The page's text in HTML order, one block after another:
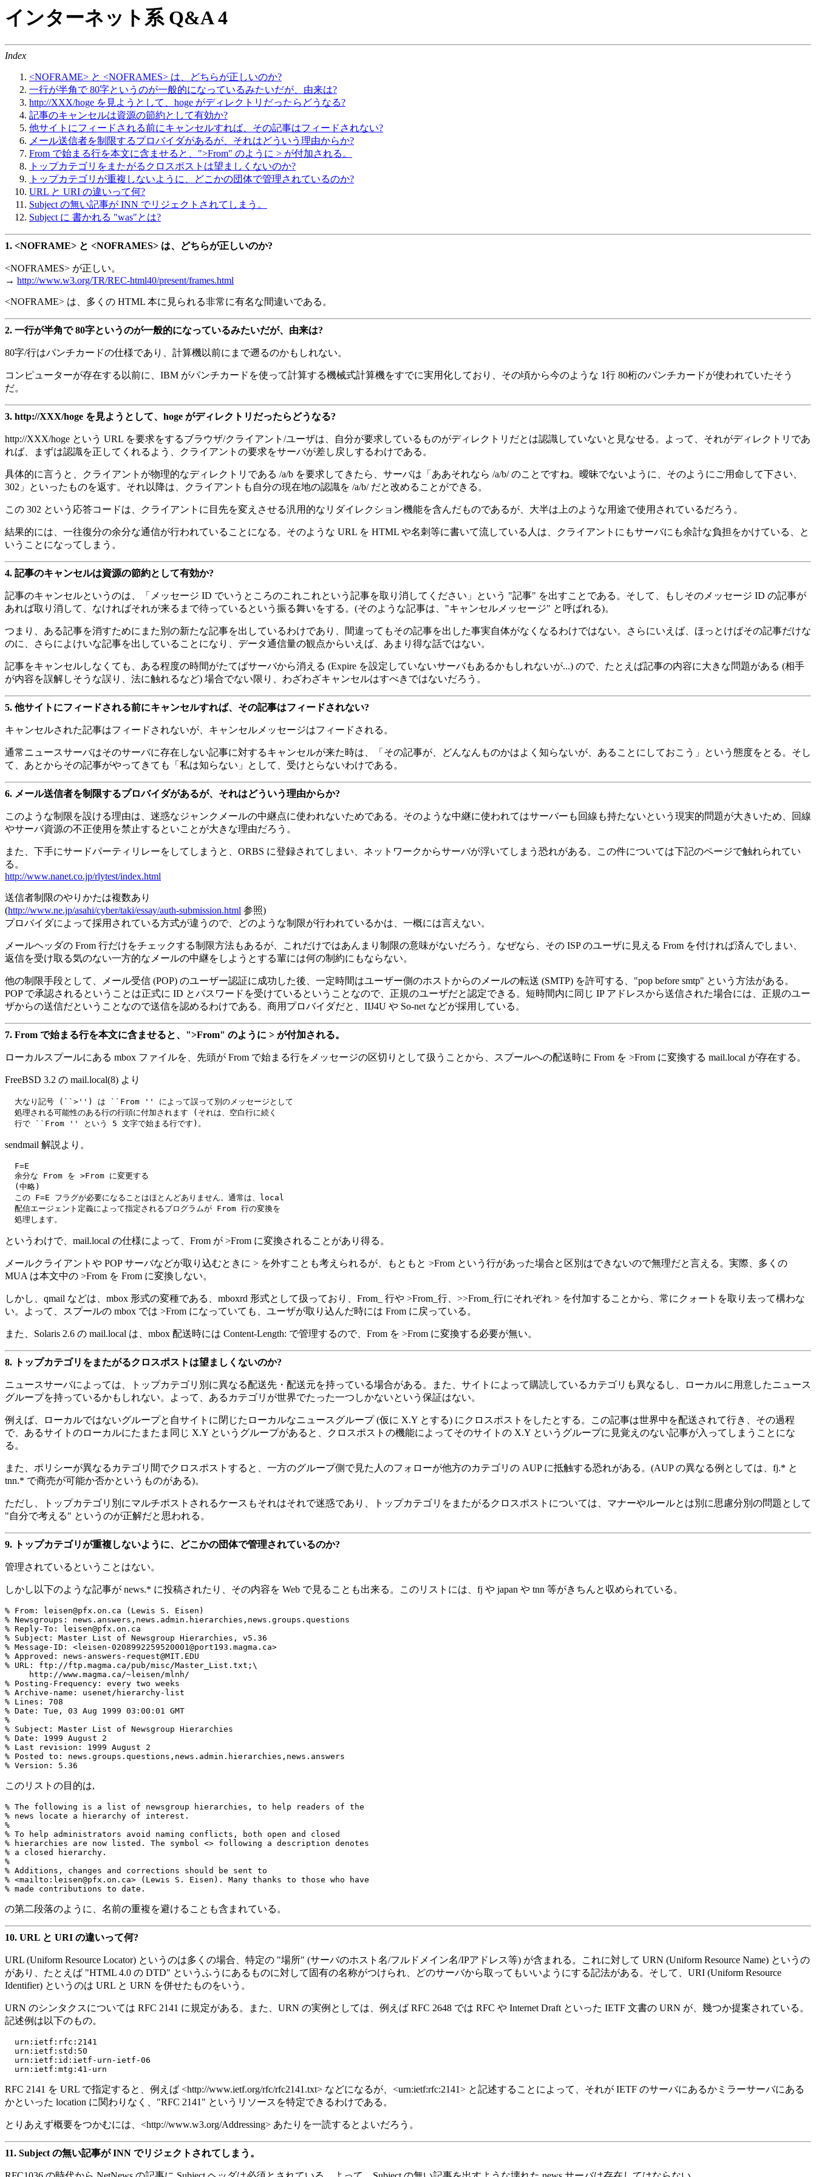
インターネット系 Q&A 4
Index
<NOFRAME> と <NOFRAMES> は、どちらが正しいのか?
一行が半角で 80字というのが一般的になっているみたいだが、由来は?
http://XXX/hoge を見ようとして、hoge がディレクトリだったらどうなる?
記事のキャンセルは資源の節約として有効か?
他サイトにフィードされる前にキャンセルすれば、その記事はフィードされない?
メール送信者を制限するプロバイダがあるが、それはどういう理由からか?
From で始まる行を本文に含ませると、">From" のように > が付加される。
トップカテゴリをまたがるクロスポストは望ましくないのか?
トップカテゴリが重複しないように、どこかの団体で管理されているのか?
URL と URI の違いって何?
Subject の無い記事が INN でリジェクトされてしまう。
Subject に 書かれる "was"とは?
1. <NOFRAME> と <NOFRAMES> は、どちらが正しいのか?
<NOFRAMES> が正しい。
→ http://www.w3.org/TR/REC-html40/present/frames.html
<NOFRAME> は、多くの HTML 本に見られる非常に有名な間違いである。
2. 一行が半角で 80字というのが一般的になっているみたいだが、由来は?
80字/行はパンチカードの仕様であり、計算機以前にまで遡るのかもしれない。
コンピューターが存在する以前に、IBM がパンチカードを使って計算する機械式計算機をすでに実用化しており、その頃から今のような 1行 80桁のパンチカードが使われていたそう
だ。
3. http://XXX/hoge を見ようとして、hoge がディレクトリだったらどうなる?
http://XXX/hoge という URL を要求をするブラウザ/クライアント/ユーザは、自分が要求しているものがディレクトリだとは認識していないと見なせる。よって、それがディレクトリであ
れば、まずは認識を正してくれるよう、クライアントの要求をサーバが差し戻しするわけである。
具体的に言うと、クライアントが物理的なディレクトリである /a/b を要求してきたら、サーバは「ああそれなら /a/b/ のことですね。曖昧でないように、そのようにご用命して下さい、
302」といったものを返す。それ以降は、クライアントも自分の現在地の認識を /a/b/ だと改めることができる。
この 302 という応答コードは、クライアントに目先を変えさせる汎用的なリダイレクション機能を含んだものであるが、大半は上のような用途で使用されているだろう。
結果的には、一往復分の余分な通信が行われていることになる。そのような URL を HTML や名刺等に書いて流している人は、クライアントにもサーバにも余計な負担をかけている、と
いうことになってしまう。
4. 記事のキャンセルは資源の節約として有効か?
記事のキャンセルというのは、「メッセージ ID でいうところのこれこれという記事を取り消してください」という "記事" を出すことである。そして、もしそのメッセージ ID の記事が
あれば取り消して、なければそれが来るまで待っているという振る舞いをする。(そのような記事は、"キャンセルメッセージ" と呼ばれる)。
つまり、ある記事を消すためにまた別の新たな記事を出しているわけであり、間違ってもその記事を出した事実自体がなくなるわけではない。さらにいえば、ほっとけばその記事だけな
のに、さらによけいな記事を出していることになり、データ通信量の観点からいえば、あまり得な話ではない。
記事をキャンセルしなくても、ある程度の時間がたてばサーバから消える (Expire を設定していないサーバもあるかもしれないが...) ので、たとえば記事の内容に大きな問題がある (相手
が内容を誤解しそうな誤り、法に触れるなど) 場合でない限り、わざわざキャンセルはすべきではないだろう。
5. 他サイトにフィードされる前にキャンセルすれば、その記事はフィードされない?
キャンセルされた記事はフィードされないが、キャンセルメッセージはフィードされる。
通常ニュースサーバはそのサーバに存在しない記事に対するキャンセルが来た時は、「その記事が、どんなんものかはよく知らないが、あることにしておこう」という態度をとる。そし
て、あとからその記事がやってきても「私は知らない」として、受けとらないわけである。
6. メール送信者を制限するプロバイダがあるが、それはどういう理由からか?
このような制限を設ける理由は、迷惑なジャンクメールの中継点に使われないためである。そのような中継に使われてはサーバーも回線も持たないという現実的問題が大きいため、回線
やサーバ資源の不正使用を禁止するといことが大きな理由だろう。
また、下手にサードパーティリレーをしてしまうと、ORBS に登録されてしまい、ネットワークからサーバが浮いてしまう恐れがある。この件については下記のページで触れられてい
る。
http://www.nanet.co.jp/rlytest/index.html
送信者制限のやりかたは複数あり
(http://www.ne.jp/asahi/cyber/taki/essay/auth-submission.html 参照)
プロバイダによって採用されている方式が違うので、どのような制限が行われているかは、一概には言えない。
メールヘッダの From 行だけをチェックする制限方法もあるが、これだけではあんまり制限の意味がないだろう。なぜなら、その ISP のユーザに見える From を付ければ済んでしまい、
返信を受け取る気のない一方的なメールの中継をしようとする輩には何の制約にもならない。
他の制限手段として、メール受信 (POP) のユーザー認証に成功した後、一定時間はユーザー側のホストからのメールの転送 (SMTP) を許可する、"pop before smtp" という方法がある。
POP で承認されるということは正式に ID とパスワードを受けているということなので、正規のユーザだと認定できる。短時間内に同じ IP アドレスから送信された場合には、正規のユー
ザからの送信だということなので送信を認めるわけである。商用プロバイダだと、IIJ4U や So-net などが採用している。
7. From で始まる行を本文に含ませると、">From" のように > が付加される。
ローカルスプールにある mbox ファイルを、先頭が From で始まる行をメッセージの区切りとして扱うことから、スプールへの配送時に From を >From に変換する mail.local が存在する。
FreeBSD 3.2 の mail.local(8) より
  大なり記号 (``>'') は ``From '' によって誤って別のメッセージとして
  処理される可能性のある行の行頭に付加されます (それは、空白行に続く
sendmail 解説より。
  F=E
  余分な From を >From に変更する
  (中略)
  この F=E フラグが必要になることはほとんどありません。通常は、local
  配信エージェント定義によって指定されるプログラムが From 行の変換を
というわけで、mail.local の仕様によって、From が >From に変換されることがあり得る。
メールクライアントや POP サーバなどが取り込むときに > を外すことも考えられるが、もともと >From という行があった場合と区別はできないので無理だと言える。実際、多くの
MUA は本文中の >From を From に変換しない。
しかし、qmail などは、mbox 形式の変種である、mboxrd 形式として扱っており、From_ 行や >From_行、>>From_行にそれぞれ > を付加することから、常にクォートを取り去って構わな
い。よって、スプールの mbox では >From になっていても、ユーザが取り込んだ時には From に戻っている。
また、Solaris 2.6 の mail.local は、mbox 配送時には Content-Length: で管理するので、From を >From に変換する必要が無い。
8. トップカテゴリをまたがるクロスポストは望ましくないのか?
ニュースサーバによっては、トップカテゴリ別に異なる配送先・配送元を持っている場合がある。また、サイトによって購読しているカテゴリも異なるし、ローカルに用意したニュース
グループを持っているかもしれない。よって、あるカテゴリが世界でたった一つしかないという保証はない。
例えば、ローカルではないグループと自サイトに閉じたローカルなニュースグループ (仮に X.Y とする) にクロスポストをしたとする。この記事は世界中を配送されて行き、その過程
で、あるサイトのローカルにたまたま同じ X.Y というグループがあると、クロスポストの機能によってそのサイトの X.Y というグループに見覚えのない記事が入ってしまうことにな
る。
また、ポリシーが異なるカテゴリ間でクロスポストすると、一方のグループ側で見た人のフォローが他方のカテゴリの AUP に抵触する恐れがある。(AUP の異なる例としては、fj.* と
tnn.* で商売が可能か否かというものがある)。
ただし、トップカテゴリ別にマルチポストされるケースもそれはそれで迷惑であり、トップカテゴリをまたがるクロスポストについては、マナーやルールとは別に思慮分別の問題として
"自分で考える" というのが正解だと思われる。
9. トップカテゴリが重複しないように、どこかの団体で管理されているのか?
管理されているということはない。
しかし以下のような記事が news.* に投稿されたり、その内容を Web で見ることも出来る。このリストには、fj や japan や tnn 等がきちんと収められている。
% From: leisen@pfx.on.ca (Lewis S. Eisen)
% Newsgroups: news.answers,news.admin.hierarchies,news.groups.questions
% Reply-To: leisen@pfx.on.ca
% Subject: Master List of Newsgroup Hierarchies, v5.36
% Message-ID: <leisen-0208992259520001@port193.magma.ca>
% Approved: news-answers-request@MIT.EDU
% URL: ftp://ftp.magma.ca/pub/misc/Master_List.txt;\
     http://www.magma.ca/~leisen/mlnh/
% Posting-Frequency: every two weeks
% Archive-name: usenet/hierarchy-list
% Lines: 708
% Date: Tue, 03 Aug 1999 03:00:01 GMT
%
% Subject: Master List of Newsgroup Hierarchies
% Date: 1999 August 2
% Last revision: 1999 August 2
% Posted to: news.groups.questions,news.admin.hierarchies,news.answers
このリストの目的は,
% The following is a list of newsgroup hierarchies, to help readers of the
% news locate a hierarchy of interest.
%
% To help administrators avoid naming conflicts, both open and closed
% hierarchies are now listed. The symbol <> following a description denotes
% a closed hierarchy.
%
% Additions, changes and corrections should be sent to
% <mailto:leisen@pfx.on.ca> (Lewis S. Eisen). Many thanks to those who have
の第二段落のように、名前の重複を避けることも含まれている。
10. URL と URI の違いって何?
URL (Uniform Resource Locator) というのは多くの場合、特定の "場所" (サーバのホスト名/フルドメイン名/IPアドレス等) が含まれる。これに対して URN (Uniform Resource Name) というの
があり、たとえば "HTML 4.0 の DTD" というふうにあるものに対して固有の名称がつけられ、どのサーバから取ってもいいようにする記法がある。そして、URI (Uniform Resource
Identifier) というのは URL と URN を併せたものをいう。
URN のシンタクスについては RFC 2141 に規定がある。また、URN の実例としては、例えば RFC 2648 では RFC や Internet Draft といった IETF 文書の URN が、幾つか提案されている。
記述例は以下のもの。
  urn:ietf:rfc:2141
  urn:ietf:std:50
  urn:ietf:id:ietf-urn-ietf-06
RFC 2141 を URL で指定すると、例えば <http://www.ietf.org/rfc/rfc2141.txt> などになるが、<urn:ietf:rfc:2141> と記述することによって、それが IETF のサーバにあるかミラーサーバにある
かといった location に関わりなく、"RFC 2141" というリソースを特定できるわけである。
とりあえず概要をつかむには、<http://www.w3.org/Addressing> あたりを一読するとよいだろう。
11. Subject の無い記事が INN でリジェクトされてしまう。